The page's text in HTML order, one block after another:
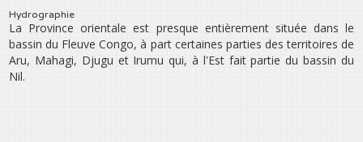
Hydrographie
La Province orientale est presque entièrement située dans le
bassin du Fleuve Congo, à part certaines parties des territoires de
Aru, Mahagi, Djugu et Irumu qui, à l‛Est fait partie du bassin du
Nil.